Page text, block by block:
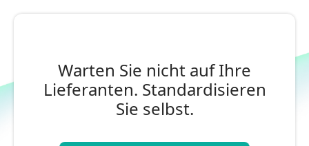
Warten Sie nicht auf Ihre
Lieferanten. Standardisieren
Sie selbst.